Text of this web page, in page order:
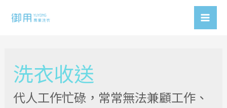
洗衣收送
代人工作忙碌，常常無法兼顧工作、